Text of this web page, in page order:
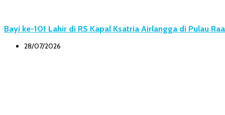
Bayi ke-101 Lahir di RS Kapal Ksatria Airlangga di Pulau
28/07/2026